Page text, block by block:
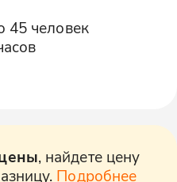
45 человек
, найдете цену
Подробнее